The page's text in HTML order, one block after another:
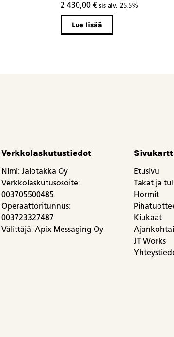
2 430,00 € sis alv. 25,5%
Lue lisää
Verkkolaskutustiedot
Nimi: Jalotakka Oy
Verkkolaskutusosoite:
003705500485
Operaattoritunnus:
003723327487
Välittäjä: Apix Messaging Oy
Etusivu
Takat ja
Hormit
Kiukaat
JT Works